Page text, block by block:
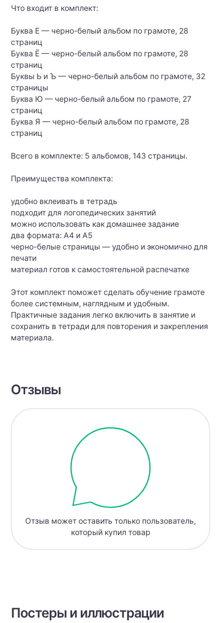
Что входит в комплект:
Буква Е — черно-белый альбом по грамоте, 28
страниц
Буква Ё — черно-белый альбом по грамоте, 28
страниц
Буквы Ь и Ъ — черно-белый альбом по грамоте, 32
страницы
Буква Ю — черно-белый альбом по грамоте, 27
страниц
Буква Я — черно-белый альбом по грамоте, 28
страниц
Всего в комплекте: 5 альбомов, 143 страницы.
Преимущества комплекта:
удобно вклеивать в тетрадь
подходит для логопедических занятий
можно использовать как домашнее задание
два формата: А4 и А5
черно-белые страницы — удобно и экономично для
печати
материал готов к самостоятельной распечатке
Этот комплект поможет сделать обучение грамоте
более системным, наглядным и удобным.
Практичные задания легко включить в занятие и
сохранить в тетради для повторения и закрепления
материала.
Отзывы
Отзыв может оставить только пользователь,
который купил товар
Постеры и иллюстрации